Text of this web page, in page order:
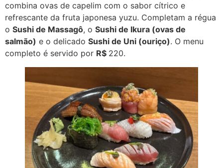
combina ovas de capelim com o sabor cítrico e
refrescante da fruta japonesa yuzu. Completam a régua
o Sushi de Massagô, o Sushi de Ikura (ovas de
salmão) e o delicado Sushi de Uni (ouriço). O menu
completo é servido por R$ 220.